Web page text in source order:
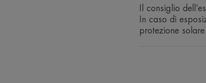
Il consiglio
In caso di
protezione